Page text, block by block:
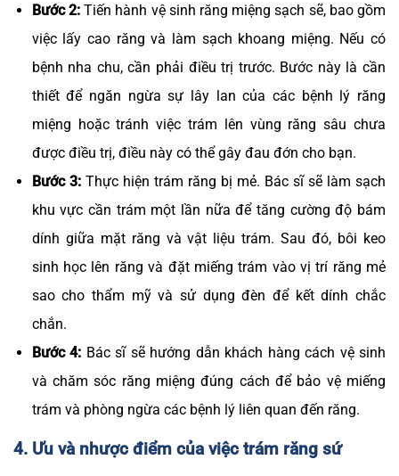
Bước 2: Tiến hành vệ sinh răng miệng sạch sẽ, bao gồm
việc lấy cao răng và làm sạch khoang miệng. Nếu có
bệnh nha chu, cần phải điều trị trước. Bước này là cần
thiết để ngăn ngừa sự lây lan của các bệnh lý răng
miệng hoặc tránh việc trám lên vùng răng sâu chưa
được điều trị, điều này có thể gây đau đớn cho bạn.
Bước 3:Thực hiện trám răng bị mẻ. Bác sĩ sẽ làm sạch
khu vực cần trám một lần nữa để tăng cường độ bám
dính giữa mặt răng và vật liệu trám. Sau đó, bôi keo
sinh học lên răng và đặt miếng trám vào vị trí răng mẻ
sao cho thẩm mỹ và sử dụng đèn để kết dính chắc
chắn.
Bước 4: Bác sĩ sẽ hướng dẫn khách hàng cách vệ sinh
và chăm sóc răng miệng đúng cách để bảo vệ miếng
trám và phòng ngừa các bệnh lý liên quan đến răng.
4. Ưu và nhược điểm của việc trám răng sứ